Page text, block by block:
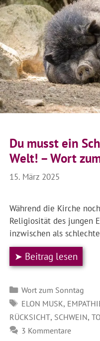
Du musst ein
Welt! – Wort
15. März 2025
Während die Kirche
Religiosität des jungen
inzwischen als
➤ Beitrag lesen
Kategorien
Wort zum Sonntag
SCHLAGWÖRTER
ELON MUSK,
RÜCKSICHT, SCHWEIN,
3 Kommentare